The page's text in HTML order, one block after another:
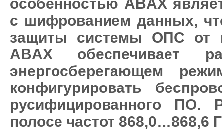
особенностью ABAX
с шифрованием данных,
защиты системы ОПС от
ABAX обеспечивает
энергосберегающем
конфигурировать
русифицированного ПО.
полосе частот 868,0…868,6